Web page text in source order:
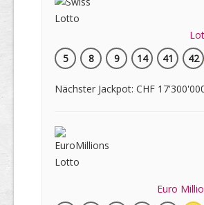
5
8 9 14 41 42
Nächster Jackpot: CHF
Euro